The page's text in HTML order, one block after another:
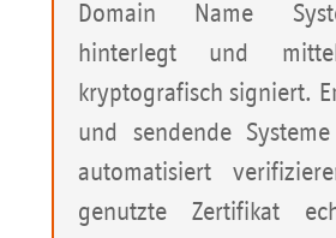
Domain Name
hinterlegt und
kryptografisch signiert.
und sendende
automatisiert
genutzte Zertifikat